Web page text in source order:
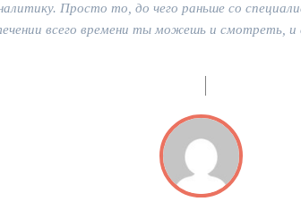
Просто то, до чего раньше со
всего времени ты можешь и смотреть,